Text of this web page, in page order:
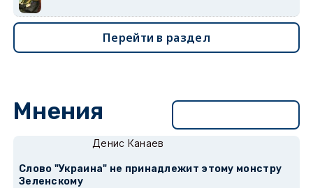
Перейти в раздел
Мнения
Денис Канаев
Слово "Украина" не принадлежит этому монстру
Зеленскому